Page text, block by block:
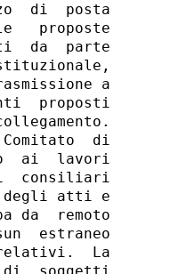
di  posta
proposte
da  parte
a
proposti
di
ai  lavori
consiliari
degli atti e
da  remoto
estraneo
relativi.  La